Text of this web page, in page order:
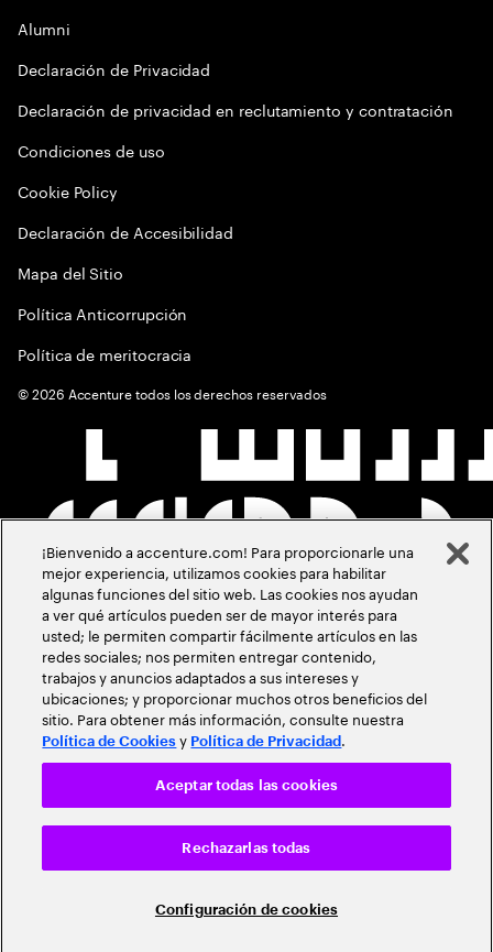
Alumni
Declaración de Privacidad
Declaración de privacidad en reclutamiento y contratación
Condiciones de uso
Cookie Policy
Declaración de Accesibilidad
Mapa del Sitio
Política Anticorrupción
Política de meritocracia
©2026 Accenture todos los derechos reservados
¡Bienvenido a accenture.com! Para proporcionarle una
mejor experiencia, utilizamos cookies para habilitar
algunas funciones del sitio web. Las cookies nos ayudan
a ver qué artículos pueden ser de mayor interés para
usted; le permiten compartir fácilmente artículos en las
redes sociales; nos permiten entregar contenido,
trabajos y anuncios adaptados a sus intereses y
ubicaciones; y proporcionar muchos otros beneficios del
sitio. Para obtener más información, consulte nuestra
Política de Cookies y Política de Privacidad .
Configuración de cookies
Rechazarlas todas
Aceptar todas las cookies